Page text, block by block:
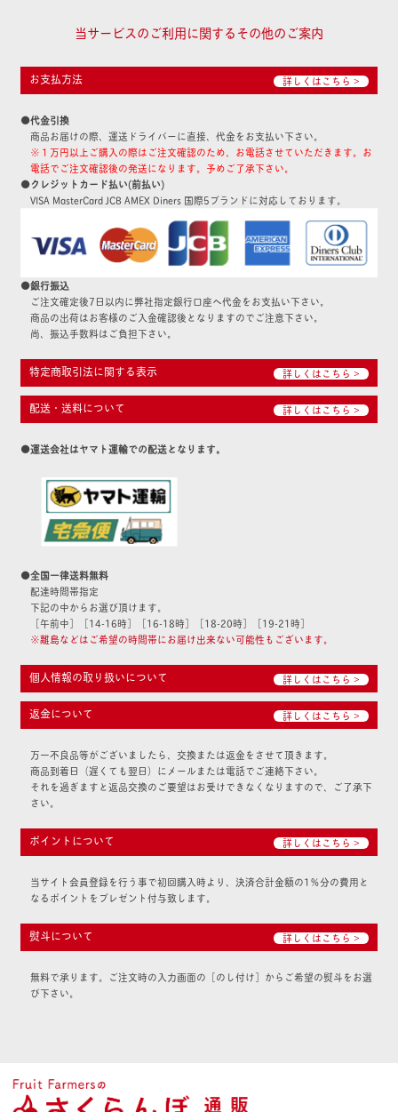
当サービスのご利用に関するその他のご案内
お支払方法 詳しくはこちら >
●代金引換
商品お届けの際、運送ドライバーに直接、代金をお支払い下さい。
※１万円以上ご購入の際はご注文確認のため、お電話させていただきます。お
電話でご注文確認後の発送になります。予めご了承下さい。
●クレジットカード払い(前払い)
VISA MasterCard JCB AMEX Diners 国際5ブランドに対応しております。
●銀行振込
ご注文確定後7日以内に弊社指定銀行口座へ代金をお支払い下さい。
商品の出荷はお客様のご入金確認後となりますのでご注意下さい。
尚、振込手数料はご負担下さい。
特定商取引法に関する表示 詳しくはこちら >
配送・送料について 詳しくはこちら >
●運送会社はヤマト運輸での配送となります。
●全国一律送料無料
配達時間帯指定
下記の中からお選び頂けます。
［午前中］［14-16時］［16-18時］［18-20時］［19-21時］
※離島などはご希望の時間帯にお届け出来ない可能性もございます。
個人情報の取り扱いについて 詳しくはこちら >
返金について 詳しくはこちら >
万一不良品等がございましたら、交換または返金をさせて頂きます。
商品到着日（遅くても翌日）にメールまたは電話でご連絡下さい。
それを過ぎますと返品交換のご要望はお受けできなくなりますので、ご了承下
さい。
ポイントについて 詳しくはこちら >
当サイト会員登録を行う事で初回購入時より、決済合計金額の1％分の費用と
なるポイントをプレゼント付与致します。
熨斗について 詳しくはこちら >
無料で承ります。ご注文時の入力画面の［のし付け］からご希望の熨斗をお選
び下さい。